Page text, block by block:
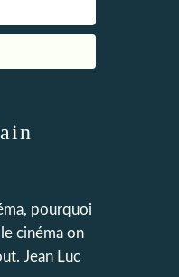
pourquoi
cinéma on
Jean Luc